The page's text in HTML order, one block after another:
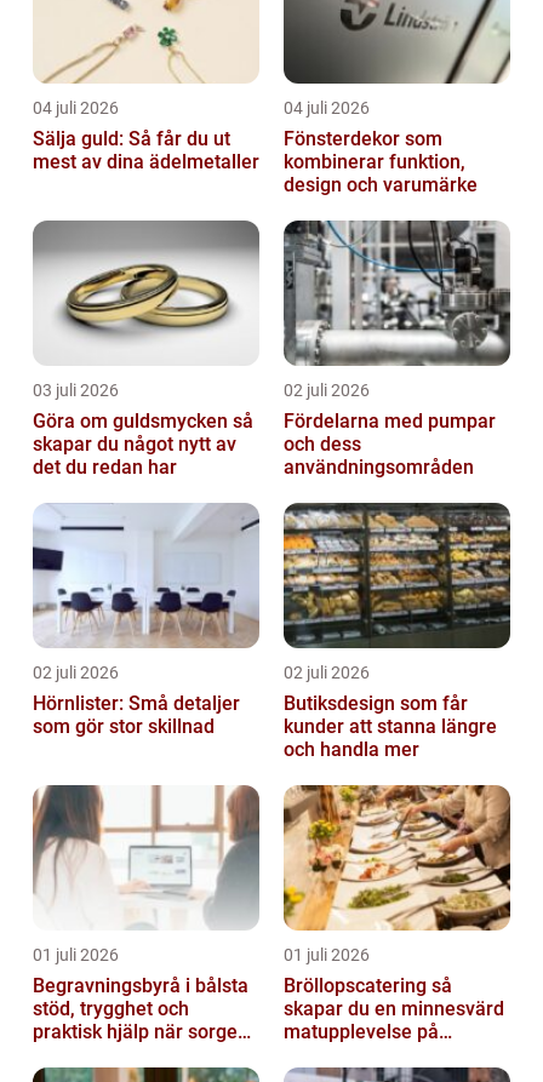
04 juli 2026
Sälja guld: Så får du ut
mest av dina ädelmetaller
04 juli 2026
Fönsterdekor som
kombinerar funktion,
design och varumärke
03 juli 2026
Göra om guldsmycken så
skapar du något nytt av
det du redan har
02 juli 2026
Fördelarna med pumpar
och dess
användningsområden
02 juli 2026
Hörnlister: Små detaljer
som gör stor skillnad
02 juli 2026
Butiksdesign som får
kunder att stanna längre
och handla mer
01 juli 2026
Begravningsbyrå i bålsta
stöd, trygghet och
praktisk hjälp när sorgen
01 juli 2026
Bröllopscatering så
skapar du en minnesvärd
matupplevelse på